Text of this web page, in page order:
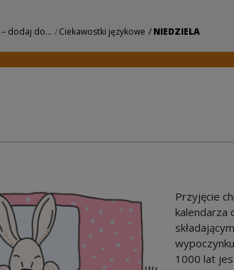
dodaj do... Ciekawostki językowe NIEDZIELA
Przyjęcie
kalendarza
1000 lat